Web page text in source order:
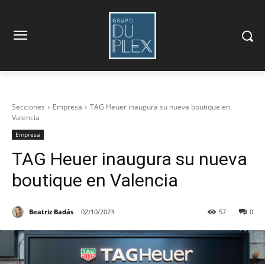
Secciones Empresa
TAG Heuer inaugura su nueva boutique en
Valencia
Empresa
TAG Heuer inaugura su nueva
boutique en Valencia
Beatriz Badás 02/10/2023 0
57